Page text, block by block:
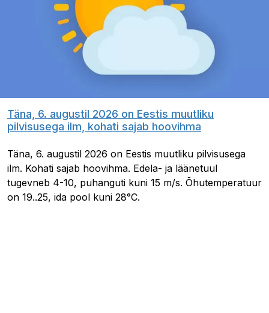
Täna, 6. augustil 2026 on Eestis muutliku
pilvisusega ilm, kohati sajab hoovihma
Täna, 6. augustil 2026 on Eestis muutliku pilvisusega
ilm. Kohati sajab hoovihma. Edela- ja läänetuul
tugevneb 4-10, puhanguti kuni 15 m/s. Õhutemperatuur
on 19..25, ida pool kuni 28°C.